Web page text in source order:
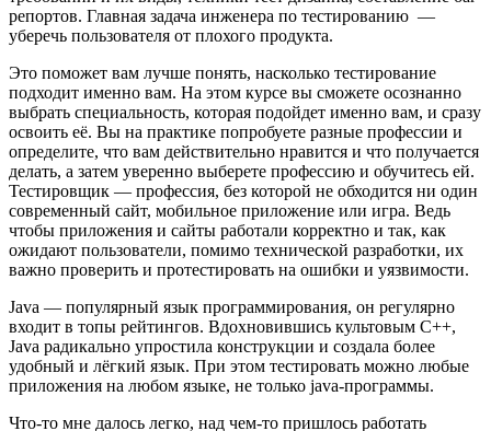
репортов. Главная задача инженера по тестированию —
уберечь пользователя от плохого продукта.
Это поможет вам лучше понять, насколько тестирование
подходит именно вам. На этом курсе вы сможете осознанно
выбрать специальность, которая подойдет именно вам, и сразу
освоить её. Вы на практике попробуете разные профессии и
определите, что вам действительно нравится и что получается
делать, а затем уверенно выберете профессию и обучитесь ей.
Тестировщик — профессия, без которой не обходится ни один
современный сайт, мобильное приложение или игра. Ведь
чтобы приложения и сайты работали корректно и так, как
ожидают пользователи, помимо технической разработки, их
важно проверить и протестировать на ошибки и уязвимости.
Java — популярный язык программирования, он регулярно
входит в топы рейтингов. Вдохновившись культовым C++,
Java радикально упростила конструкции и создала более
удобный и лёгкий язык. При этом тестировать можно любые
приложения на любом языке, не только java-программы.
Что-то мне далось легко, над чем-то пришлось работать